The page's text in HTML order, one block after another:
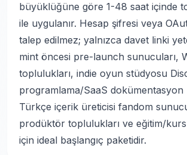
büyüklüğüne göre 1-48 saat içinde
ile uygulanır. Hesap şifresi veya
talep edilmez; yalnızca davet linki
mint öncesi pre-launch sunucuları,
toplulukları, indie oyun stüdyosu
programlama/SaaS dokümentasyon
Türkçe içerik üreticisi fandom
prodüktör toplulukları ve eğitim/
için ideal başlangıç paketidir.